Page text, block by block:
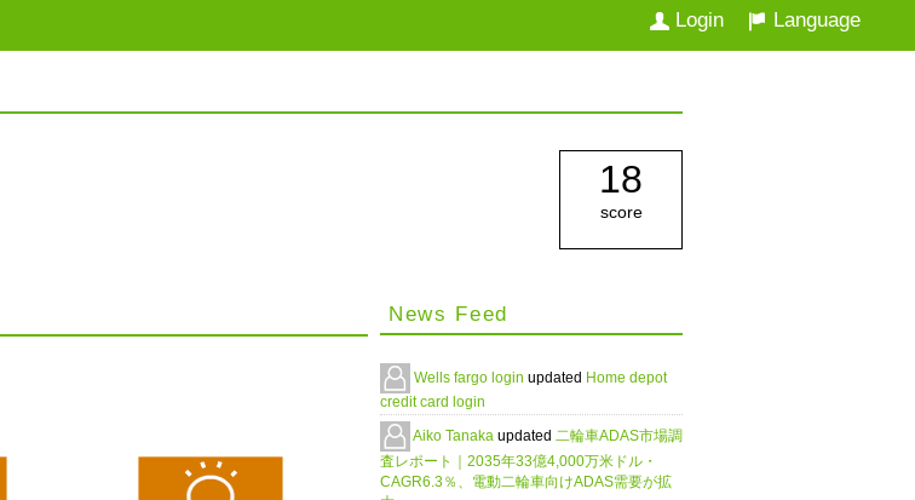
Language
Login
18
score
News Feed
Wells fargo login updated Home depot
credit card login
Aiko Tanaka updated 二輪車ADAS市場調
査レポート｜2035年33億4,000万米ドル・
CAGR6.3％、電動二輪車向けADAS需要が拡